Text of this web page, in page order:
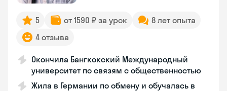
5 от 1590 ₽ за урок
8 лет опыта
4 отзыва
Окончила Бангкокский Международный
университет по связям с общественностью
Жила в Германии по обмену и обучалась в